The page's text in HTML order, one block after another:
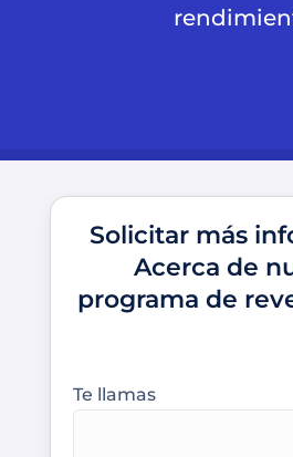
Solicitar más
Acerca de
programa de
Te llamas